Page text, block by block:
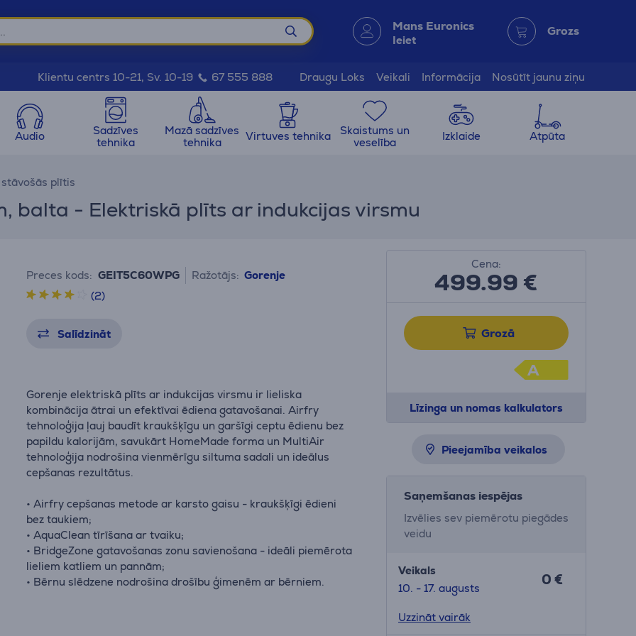
Mans Euronics
Ieiet
Grozs
Klientu centrs 10-21, Sv. 10-19 67 555 888 Draugu Loks Veikali Informācija Nosūtīt jaunu ziņu
Audio
Sadzīves
tehnika
Mazā sadzīves
tehnika
Virtuves tehnika
Skaistums un
veselība
Izklaide Atpūta
plītis
balta - Elektriskā plīts ar indukcijas virsmu
Preces kods: GEIT5C60WPG Ražotājs: Gorenje
(2)
Salīdzināt
Gorenje elektriskā plīts ar indukcijas virsmu ir lieliska
kombinācija ātrai un efektīvai ēdiena gatavošanai. Airfry
tehnoloģija ļauj baudīt kraukšķīgu un garšīgi ceptu ēdienu bez
papildu kalorijām, savukārt HomeMade forma un MultiAir
tehnoloģija nodrošina vienmērīgu siltuma sadali un ideālus
cepšanas rezultātus.
• Airfry cepšanas metode ar karsto gaisu - kraukšķīgi ēdieni
bez taukiem;
• AquaClean tīrīšana ar tvaiku;
• BridgeZone gatavošanas zonu savienošana - ideāli piemērota
lieliem katliem un pannām;
• Bērnu slēdzene nodrošina drošību ģimenēm ar bērniem.
Cena:
499.99€
Grozā
A
Līzinga un nomas kalkulators
Pieejamība veikalos
Saņemšanas iespējas
Izvēlies sev piemērotu piegādes
veidu
Veikals
10. - 17. augusts
0 €
Uzzināt vairāk